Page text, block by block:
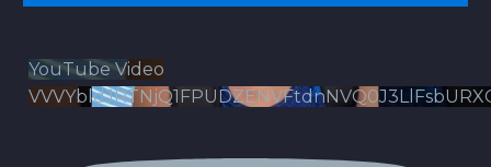
YouTube Video